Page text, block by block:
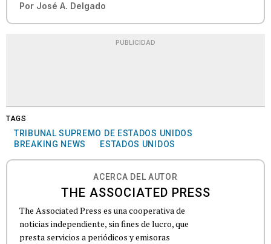
Por José A. Delgado
PUBLICIDAD
TAGS
TRIBUNAL SUPREMO DE ESTADOS UNIDOS
BREAKING NEWS
ESTADOS UNIDOS
ACERCA DEL AUTOR
THE ASSOCIATED PRESS
The Associated Press es una cooperativa de
noticias independiente, sin fines de lucro, que
presta servicios a periódicos y emisoras